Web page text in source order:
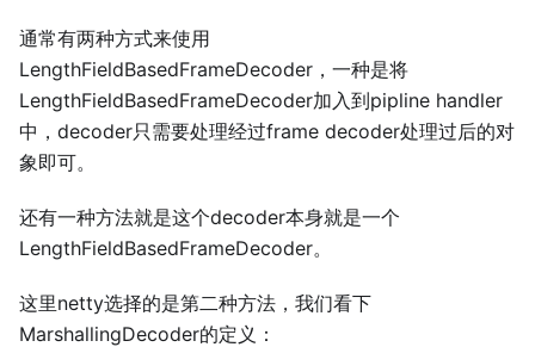
通常有两种方式来使用
LengthFieldBasedFrameDecoder，一种是将
LengthFieldBasedFrameDecoder加入到pipline handler
中，decoder只需要处理经过frame decoder处理过后的对
象即可。
还有一种方法就是这个decoder本身就是一个
LengthFieldBasedFrameDecoder。
这里netty选择的是第二种方法，我们看下
MarshallingDecoder的定义：